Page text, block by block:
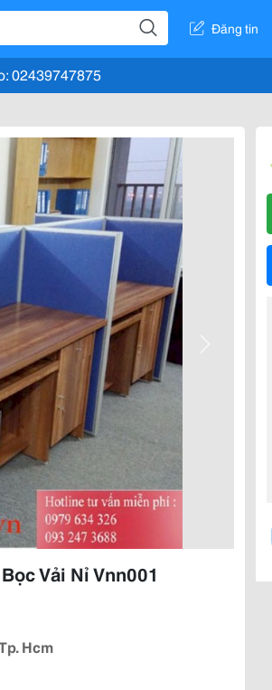
Đăng tin
02439747875
Vải Nỉ Vnn001
Hcm